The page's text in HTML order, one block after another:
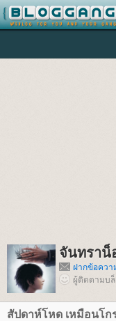
จันทราน็
ฝากข้อควา
ผู้ติดตามบล็
สัปดาห์โหด เหมือนโก